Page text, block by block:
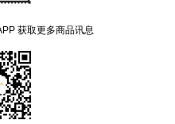
获取更多商品讯息